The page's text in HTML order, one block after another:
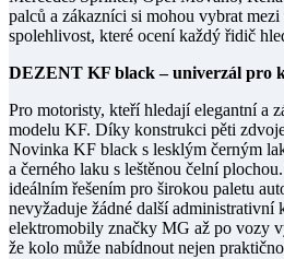
palců a zákazníci si mohou vybrat
spolehlivost, které ocení každý řidič
DEZENT KF black – univerzál pro
Pro motoristy, kteří hledají elegantní a
modelu KF. Díky konstrukci pěti
Novinka KF black s lesklým černým
a černého laku s leštěnou čelní
ideálním řešením pro širokou paletu
nevyžaduje žádné další
elektromobily značky MG až po vozy
že kolo může nabídnout nejen